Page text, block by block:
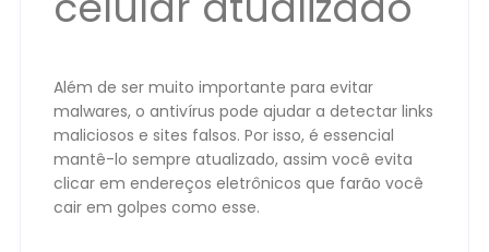
Além de ser muito importante para evitar
malwares, o antivírus pode ajudar a detectar links
maliciosos e sites falsos. Por isso, é essencial
mantê-lo sempre atualizado, assim você evita
clicar em endereços eletrônicos que farão você
cair em golpes como esse.